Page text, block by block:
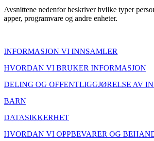
Avsnittene nedenfor beskriver hvilke typer
apper, programvare og andre enheter.
INFORMASJON VI INNSAMLER
HVORDAN VI BRUKER INFORMASJON
DELING OG OFFENTLIGGJØRELSE AV
BARN
DATASIKKERHET
HVORDAN VI OPPBEVARER OG